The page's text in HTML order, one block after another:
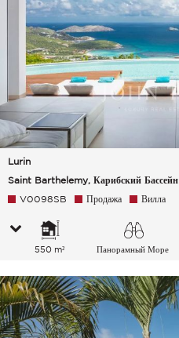
Lurin
Saint Barthelemy, Карибский Бассейн
V0098SB Продажа Вилла
550 m² Панорамный Море